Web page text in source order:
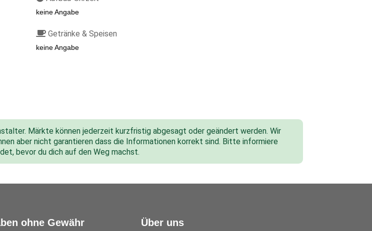
keine Angabe
Getränke & Speisen
keine Angabe
Märkte können jederzeit kurzfristig abgesagt oder geändert werden. Wir
aber nicht garantieren dass die Informationen korrekt sind. Bitte informiere
bevor du dich auf den Weg machst.
ohne Gewähr Über uns